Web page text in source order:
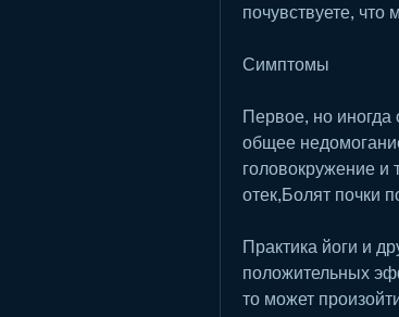
почувствуете, что
Симптомы
Первое, но иногда
общее
головокружение и
отек,Болят почки
Практика йоги и
положительных
то может